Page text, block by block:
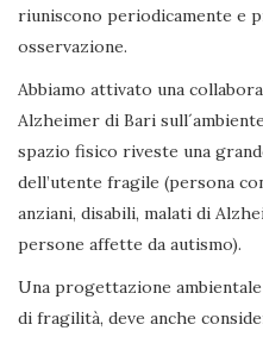
riuniscono periodicamente e
osservazione.
Abbiamo attivato una
Alzheimer di Bari
spazio fisico riveste una
dell’utente fragile (persona
anziani, disabili, malati di
persone affette da autismo).
Una progettazione
di fragilità, deve anche